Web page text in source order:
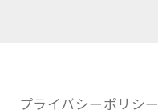
プライバシーポリシー